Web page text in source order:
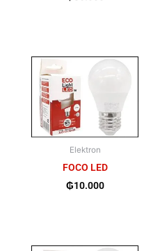
Elektron
FOCO LED
₲10.000